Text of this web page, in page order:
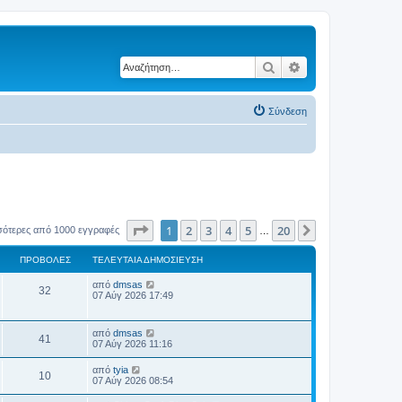
Αναζήτηση
Σύνδεση
από 1000 εγγραφές Σελίδα1 από 20
1 2 3 4 5 20
ΠΡΟΒΟΛΈΣ ΤΕΛΕΥΤΑΊΑ ΔΗΜΟΣΊΕΥΣΗ
32
β
Τ
ε
τ
α
ί
α
δ
από dmsas
07 Αύγ 2026 17:49
41
ρ
Τ
ε
υ
τ
α
από dmsas
07 Αύγ 2026 11:16
10Π
ρ
Τ
ε
από tyia
07 Αύγ 2026 08:54